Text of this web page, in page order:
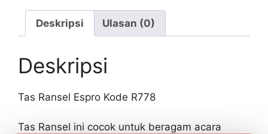
Deskripsi Ulasan (0)
Deskripsi
Tas Ransel Espro Kode R778
Tas Ransel ini cocok untuk beragam acara